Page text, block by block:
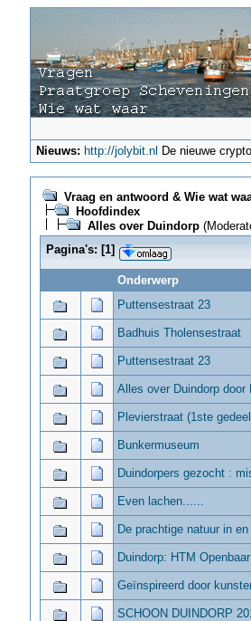
Nieuws: http://jolybit.nl De nieuwe
Vraag en antwoord & Wie wat
Hoofdindex
Alles over Duindorp
Pagina's:[1]
Onderwerp
Puttensestraat 23
Badhuis Tholensestraat
Puttensestraat 23
Alles over Duindorp door
Plevierstraat (1ste
Bunkermuseum
Duindorpers gezocht :
Even lachen......
De prachtige natuur in
Duindorp: HTM
Geïnspireerd door
SCHOON DUINDORP